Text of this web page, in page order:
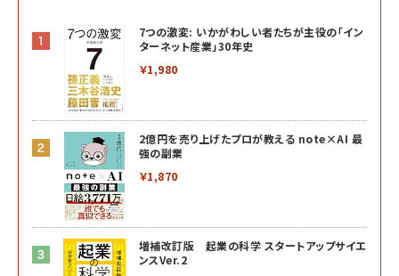
7つの激変: いかがわしい者たちが主役の「イン
ターネット産業」30年史
￥1,980
2億円を売り上げたプロが教える note×AI 最
強の副業
￥1,870
増補改訂版 起業の科学 スタートアップサイエ
ンスVer.2